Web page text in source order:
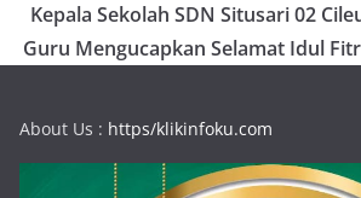
Kepala Sekolah SDN Situsari 02
Guru Mengucapkan Selamat Idul
About Us : https/klikinfoku.com